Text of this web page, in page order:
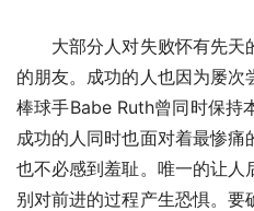
大部分人对失败怀有先天
的朋友。成功的人也因为屡
棒球手Babe Ruth曾同时保持
成功的人同时也面对着最惨痛
也不必感到羞耻。唯一的让人
别对前进的过程产生恐惧。